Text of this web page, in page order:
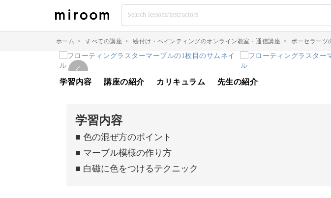
ホーム > すべての講座 > 絵付け・ペインティングのオンライン教室・通信講座 > ポーセラーツ
学習内容 講座の紹介 カリキュラム 先生の紹介
学習内容
■ 色の混ぜ方のポイント
■ マーブル模様の作り方
■ 白磁に色をつけるテクニック